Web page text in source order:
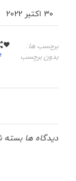
30 اکتبر 2022
برچسب ها:
بدون برچسب
دیدگاه ها بسته